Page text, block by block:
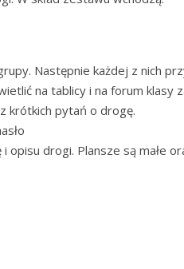
Następnie każdej z nich
na tablicy i na forum klasy
krótkich pytań o drogę.
drogi. Plansze są małe